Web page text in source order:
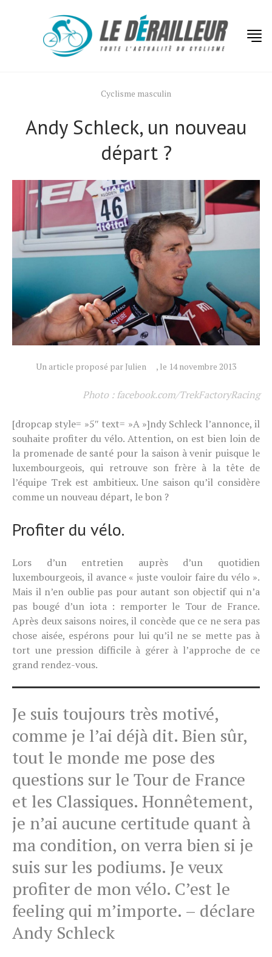
Cyclisme masculin
Andy Schleck, un nouveau
départ ?
Un article proposé par Julien , le 14 novembre 2013
Photo : facebook.com/TrekFactoryRacing
[dropcap style= »5″ text= »A »]ndy Schleck l’annonce, il
souhaite profiter du vélo. Attention, on est bien loin de
la promenade de santé pour la saison à venir puisque le
luxembourgeois, qui retrouve son frère à la tête de
l’équipe Trek est ambitieux. Une saison qu’il considère
comme un nouveau départ, le bon ?
Profiter du vélo.
Lors d’un entretien auprès d’un quotidien
luxembourgeois, il avance « juste vouloir faire du vélo ».
Mais il n’en oublie pas pour autant son objectif qui n’a
pas bougé d’un iota : remporter le Tour de France.
Après deux saisons noires, il concède que ce ne sera pas
chose aisée, espérons pour lui qu’il ne se mette pas à
tort une pression difficile à gérer à l’approche de ce
grand rendez-vous.
Je suis toujours très motivé,
comme je l’ai déjà dit. Bien sûr,
tout le monde me pose des
questions sur le Tour de France
et les Classiques. Honnêtement,
je n’ai aucune certitude quant à
ma condition, on verra bien si je
suis sur les podiums. Je veux
profiter de mon vélo. C’est le
feeling qui m’importe. – déclare
Andy Schleck
Technologies
Tendances
Tous nos articles
À propos